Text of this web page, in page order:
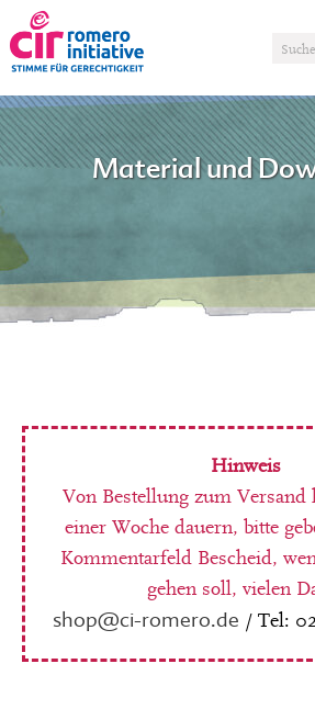
Material und
Hinweis
Von Bestellung zum Versand
einer Woche dauern, bitte
Kommentarfeld Bescheid,
gehen soll, vielen
shop@ci-romero.de / Tel: